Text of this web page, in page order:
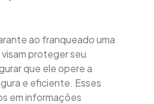
ao franqueado uma
proteger seu
que ele opere a
e eficiente. Esses
em informações